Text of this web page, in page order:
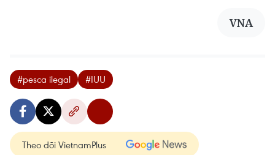
VNA
#pesca ilegal #IUU
Theo dõi VietnamPlus